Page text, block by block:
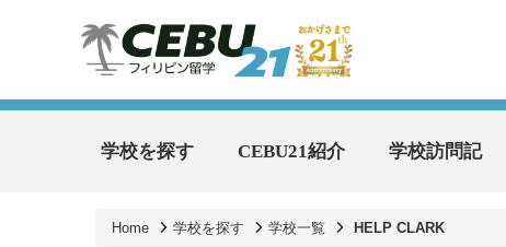
学校を探す CEBU21紹介 学校訪問記
Home 学校を探す 学校一覧 HELP CLARK